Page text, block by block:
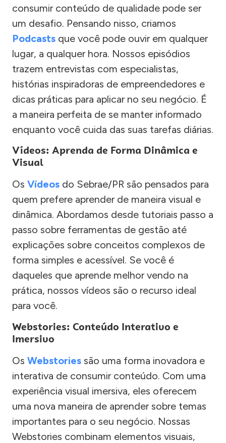
consumir conteúdo de qualidade pode ser
um desafio. Pensando nisso, criamos
Podcasts que você pode ouvir em qualquer
lugar, a qualquer hora. Nossos episódios
trazem entrevistas com especialistas,
histórias inspiradoras de empreendedores e
dicas práticas para aplicar no seu negócio. É
a maneira perfeita de se manter informado
enquanto você cuida das suas tarefas diárias.
Vídeos: Aprenda de Forma Dinâmica e
Visual
Os Vídeos do Sebrae/PR são pensados para
quem prefere aprender de maneira visual e
dinâmica. Abordamos desde tutoriais passo a
passo sobre ferramentas de gestão até
explicações sobre conceitos complexos de
forma simples e acessível. Se você é
daqueles que aprende melhor vendo na
prática, nossos vídeos são o recurso ideal
para você.
Webstories: Conteúdo Interativo e
Imersivo
Os Webstories são uma forma inovadora e
interativa de consumir conteúdo. Com uma
experiência visual imersiva, eles oferecem
uma nova maneira de aprender sobre temas
importantes para o seu negócio. Nossas
Webstories combinam elementos visuais,